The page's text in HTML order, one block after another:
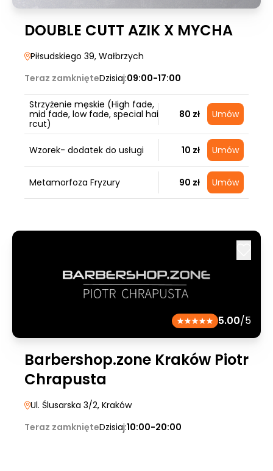
DOUBLE CUTT AZIK X MYCHA
Piłsudskiego 39, Wałbrzych
Teraz zamknięteDzisiaj:09:00-17:00
Strzyżenie męskie (High fade,
mid fade, low fade, special hai
rcut)
80 zł Umów
Wzorek- dodatek do usługi 10 zł Umów
Metamorfoza Fryzury 90 zł Umów
5.00/5
Barbershop.zone Kraków Piotr
Chrapusta
Ul. Ślusarska 3/2, Kraków
Teraz zamknięteDzisiaj:10:00-20:00